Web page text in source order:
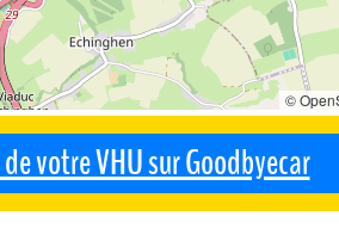
©
votre VHU sur Goodbyecar